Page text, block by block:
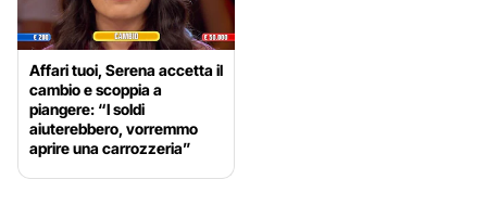
Affari tuoi, Serena accetta il
cambio e scoppia a
piangere: “I soldi
aiuterebbero, vorremmo
aprire una carrozzeria”